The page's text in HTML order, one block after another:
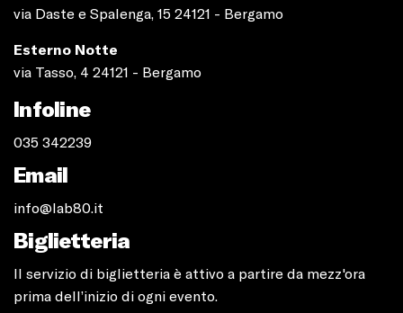
via Daste e Spalenga, 15 24121 - Bergamo
Esterno Notte
via Tasso, 4 24121 - Bergamo
Infoline
035 342239
Email
info@lab80.it
Biglietteria
Il servizio di biglietteria è attivo a partire da mezz'ora
prima dell’inizio di ogni evento.